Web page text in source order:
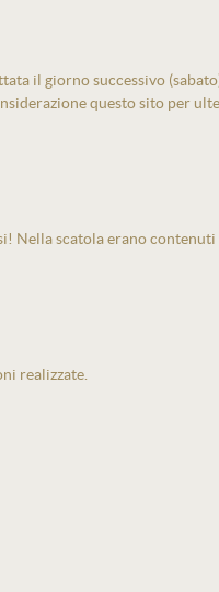
il giorno successivo
questo sito per
Nella scatola erano
realizzate.